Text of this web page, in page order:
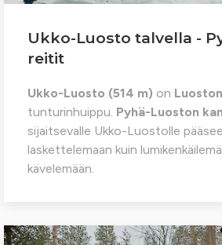
Ukko-Luosto talvella -
reitit
Ukko-Luosto (514 m) on Luoston
tunturinhuippu. Pyhä-Luoston
sijaitsevalle Ukko-Luostolle
laskettelemaan kuin
kävelemään.